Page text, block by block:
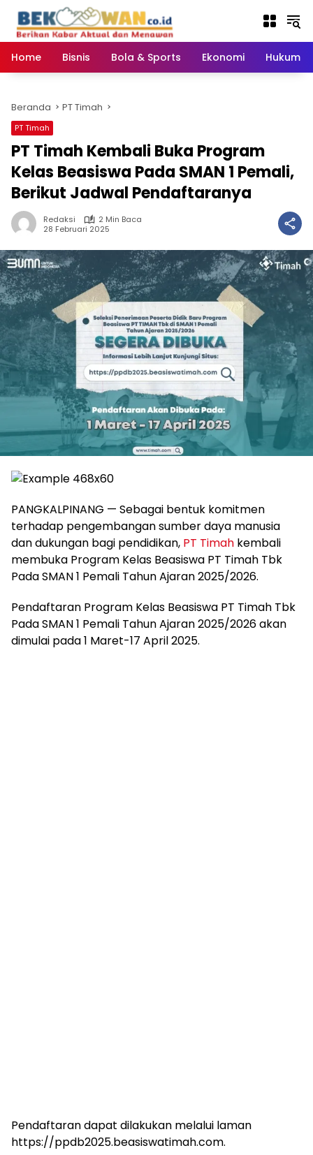
konten
Home
Bisnis Bola & Sports Ekonomi Hukum
Beranda PT Timah
PT Timah
PT Timah Kembali Buka Program
Kelas Beasiswa Pada SMAN 1 Pemali,
Berikut Jadwal Pendaftaranya
Redaksi
2 Min Baca
28 Februari 2025
PANGKALPINANG — Sebagai bentuk komitmen
terhadap pengembangan sumber daya manusia
dan dukungan bagi pendidikan, PT Timah kembali
membuka Program Kelas Beasiswa PT Timah Tbk
Pada SMAN 1 Pemali Tahun Ajaran 2025/2026.
Pendaftaran Program Kelas Beasiswa PT Timah Tbk
Pada SMAN 1 Pemali Tahun Ajaran 2025/2026 akan
dimulai pada 1 Maret-17 April 2025.
Pendaftaran dapat dilakukan melalui laman
https://ppdb2025.beasiswatimah.com.